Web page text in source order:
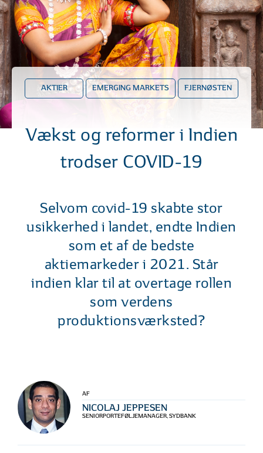
AKTIER EMERGING MARKETS FJERNØSTEN
Vækst og reformer i Indien
trodser COVID-19
Selvom covid-19 skabte stor
usikkerhed i landet, endte Indien
som et af de bedste
aktiemarkeder i 2021. Står
indien klar til at overtage rollen
som verdens
produktionsværksted?
AF
NICOLAJ JEPPESEN
SENIORPORTEFØLJEMANAGER, SYDBANK